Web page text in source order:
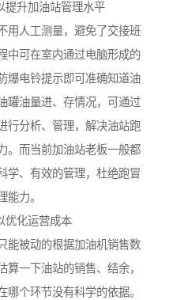
提升加油站管理水平
用人工测量，避免了交接班
中可在室内通过电脑形成的
爆电铃提示即可准确知道油
罐油量进、存情况，可通过
行分析、管理，解决油站跑
。而当前加油站老板一般都
学、有效的管理，杜绝跑冒
能力。
优化运营成本
能被动的根据加油机销售数
一下油站的销售、结余，
哪个环节没有科学的依据。